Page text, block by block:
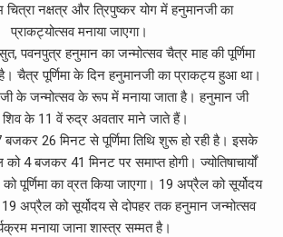
चित्रा नक्षत्र और त्रिपुष्कर योग में हनुमानजी का
प्राकट्योत्सव मनाया जाएगा।
पवनपुत्र हनुमान का जन्मोत्सव चैत्र माह की पूर्णिमा
है। चैत्र पूर्णिमा के दिन हनुमानजी का प्राकट्य हुआ था।
के जन्मोत्सव के रूप में मनाया जाता है। हनुमान जी
शिव के 11 वें रुद्र अवतार माने जाते हैं।
26 मिनट से पूर्णिमा तिथि शुरू हो रही है। इसके
को 4 बजकर 41 मिनट पर समाप्त होगी। ज्योतिषाचार्यों
पूर्णिमा का व्रत किया जाएगा। 19 अप्रैल को सूर्योदय
19 अप्रैल को सूर्योदय से दोपहर तक हनुमान जन्मोत्सव
मनाया जाना शास्त्र सम्मत है।